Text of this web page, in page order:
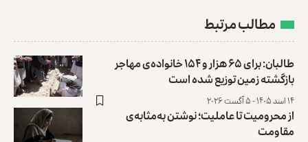
مطالب مرتبط
طالبان: برای ۶۵ هزار و ۱۵۴ خانواده‌ی مهاجر
بازگشته زمین توزیع ‏شده است
۱۴ اسد ۱۴۰۵ - ۵ آگست ۲۰۲۶
از محرومیت تا عاملیت؛ نوشتن به‌مثابه‌ی
مقاومت